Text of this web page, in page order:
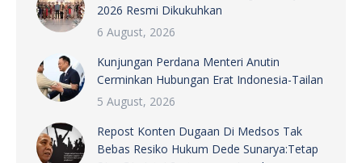
2026 Resmi Dikukuhkan
6 August, 2026
Kunjungan Perdana Menteri Anutin
Cerminkan Hubungan Erat Indonesia-Tailan
5 August, 2026
Repost Konten Dugaan Di Medsos Tak
Bebas Resiko Hukum Dede Sunarya:Tetap